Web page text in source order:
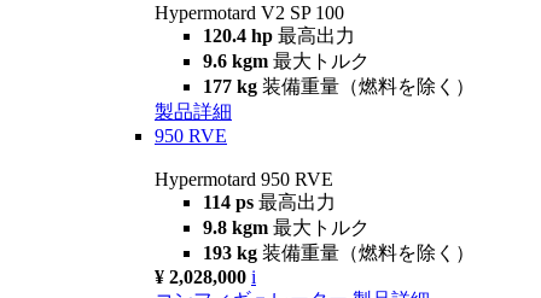
Hypermotard V2 SP 100
120.4 hp 最高出力
9.6 kgm 最大トルク
177 kg 装備重量（燃料を除く）
製品詳細
950 RVE
Hypermotard 950 RVE
114 ps 最高出力
9.8 kgm 最大トルク
193 kg 装備重量（燃料を除く）
¥ 2,028,000 i